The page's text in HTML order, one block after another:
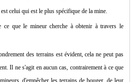
celui qui est le plus spécifique de la mine.
ce que le mineur cherche à obtenir à travers le
des terrains est évident, cela ne peut pas
Il ne s'agit en aucun cas, contrairement à ce que
d'empêcher les terrains de bouger, de leur